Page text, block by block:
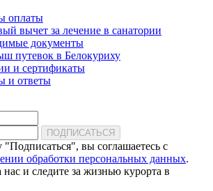
оплаты
вычет за лечение в санатории
документы
путевок в Белокуриху
и сертификаты
и ответы
ПОДПИСАТЬСЯ
вы соглашаетесь с
обработки персональных данных.
и следите за жизнью курорта в